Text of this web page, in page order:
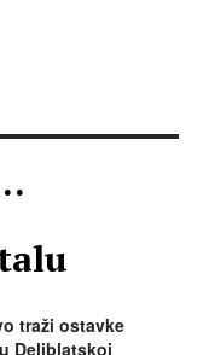
traži ostavke
Deliblatskoj